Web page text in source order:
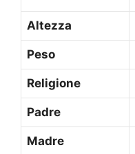
Altezza
Peso
Religione
Padre
Madre